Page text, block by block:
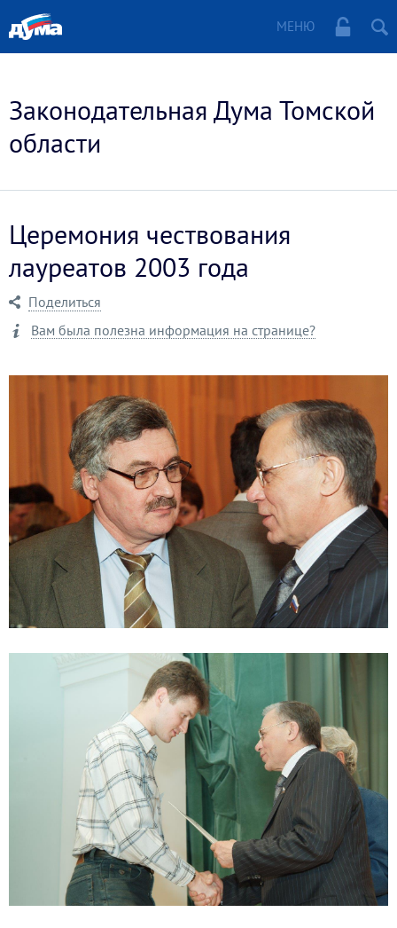
МЕНЮ
Законодательная Дума Томской
области
Церемония чествования
лауреатов 2003 года
Поделиться
Вам была полезна информация на странице?